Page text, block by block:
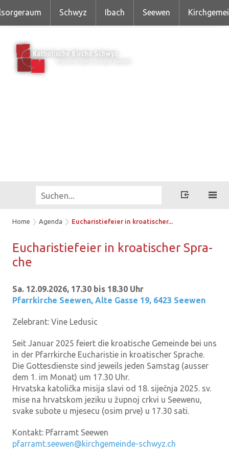
Schwyz Ibach Seewen
Home Agenda Eucharistiefeier in kroatischer...
Eu­cha­ris­tie­fei­er in kroa­ti­scher Spra­
che
Sa. 12.09.2026, 17.30 bis 18.30 Uhr
Pfarrkirche Seewen, Alte Gasse 19, 6423 Seewen
Zelebrant: Vine Ledusic
Seit Januar 2025 feiert die kroatische Gemeinde bei uns
in der Pfarrkirche Eucharistie in kroatischer Sprache.
Die Gottesdienste sind jeweils jeden Samstag (ausser
dem 1. im Monat) um 17.30 Uhr.
Hrvatska katolička misija slavi od 18. siječnja 2025. sv.
mise na hrvatskom jeziku u župnoj crkvi u Seewenu,
svake subote u mjesecu (osim prve) u 17.30 sati.
Kontakt: Pfarramt Seewen
pfarramt.seewen@kirchgemeinde-schwyz.ch